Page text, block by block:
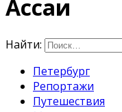
Ассаи
Найти:
Петербург
Репортажи
Путешествия